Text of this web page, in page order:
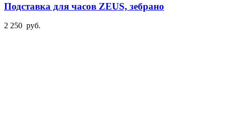
Подставка для часов ZEUS, зебрано
2 250 руб.